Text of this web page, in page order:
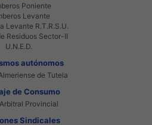
Poniente
Levante
Levante R.T.R.S.U.
Residuos Sector-II
U.N.E.D.
autónomos
de Tutela
de Consumo
Provincial
Sindicales